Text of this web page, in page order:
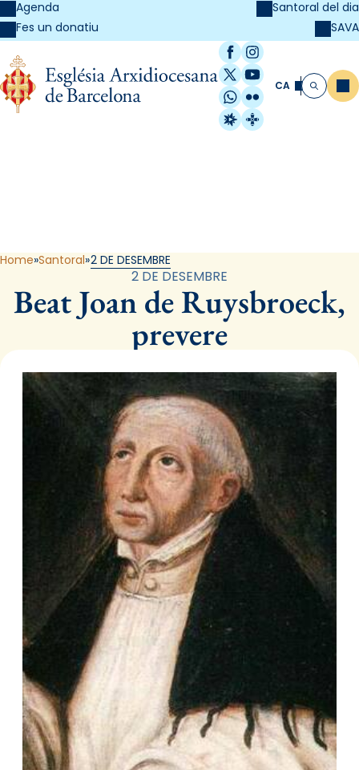
Agenda
Fes un donatiu
Santoral del dia
SAVA
Facebook
Instagram
X / Twitter
YouTube
WhatsApp
Flickr
Radio Estel
Catalunya
CA Cerca
Home Santoral 2 DE DESEMBRE
2 DE DESEMBRE
Beat Joan de Ruysbroeck,
prevere